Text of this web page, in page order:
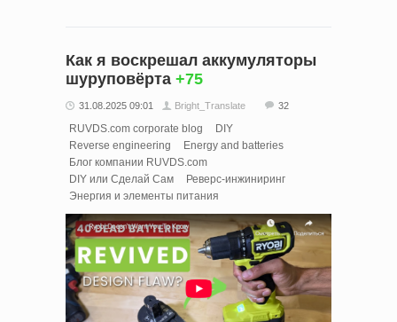
Как я воскрешал аккумуляторы
шуруповёрта +75
31.08.2025 09:01 Bright_Translate 32
RUVDS.com corporate blog
DIY
Reverse engineering
Energy and batteries
Блог компании RUVDS.com
DIY или Сделай Сам
Реверс-инжиниринг
Энергия и элементы питания